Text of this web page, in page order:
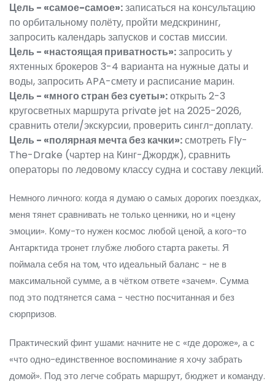
Цель - «самое-самое»:записаться на консультацию
по орбитальному полёту, пройти медскрининг,
запросить календарь запусков и состав миссии.
Цель - «настоящая приватность»:запросить у
яхтенных брокеров 3-4 варианта на нужные даты и
воды, запросить APA-смету и расписание марин.
Цель - «много стран без суеты»:открыть 2-3
кругосветных маршрута private jet на 2025-2026,
сравнить отели/экскурсии, проверить сингл-доплату.
Цель - «полярная мечта без качки»:смотреть Fly-
The-Drake (чартер на Кинг-Джордж), сравнить
операторы по ледовому классу судна и составу лекций.
Немного личного: когда я думаю о самых дорогих поездках,
меня тянет сравнивать не только ценники, но и «цену
эмоции». Кому-то нужен космос любой ценой, а кого-то
Антарктида тронет глубже любого старта ракеты. Я
поймала себя на том, что идеальный баланс - не в
максимальной сумме, а в чётком ответе «зачем». Сумма
под это подтянется сама - честно посчитанная и без
сюрпризов.
Практический финт ушами: начните не с «где дороже», а с
«что одно-единственное воспоминание я хочу забрать
домой». Под это легче собрать маршрут, бюджет и команду.